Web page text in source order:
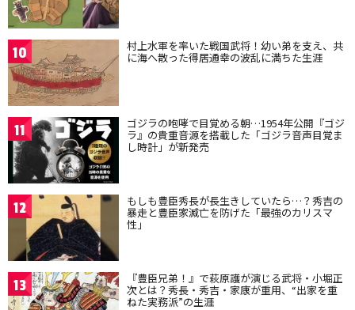
10 村上水軍を率いた戦国武将！幼い弟を支え、共
に海へ散った得居通幸の波乱に満ちた生涯
11 ゴジラの咆哮で目覚める朝…1954年公開『ゴジ
ラ』の貴重音源を搭載した「ゴジラ音声目覚ま
し時計」が新発売
12 もしも豊臣秀長が長生きしていたら…？秀吉の
暴走と豊臣家滅亡を防げた「最強のカリスマ
性」
13 『豊臣兄弟！』で萩原護が演じる武将・小堀正
次とは？秀長・秀吉・家康が重用、“出家を重
ねた実務派”の生涯